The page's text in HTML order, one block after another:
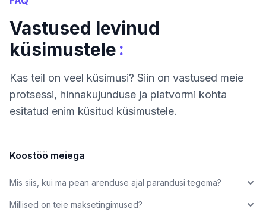
Vastused levinud
küsimustele:
Kas teil on veel küsimusi? Siin on vastused meie
protsessi, hinnakujunduse ja platvormi kohta
esitatud enim küsitud küsimustele.
Koostöö meiega
Mis siis, kui ma pean arenduse ajal parandusi tegema?
Millised on teie maksetingimused?